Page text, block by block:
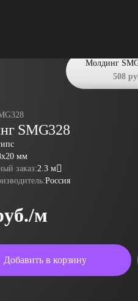
SMG328
мм
заказ:2.3 м
Россия
м
Добавить в корзину
Молдинг
508